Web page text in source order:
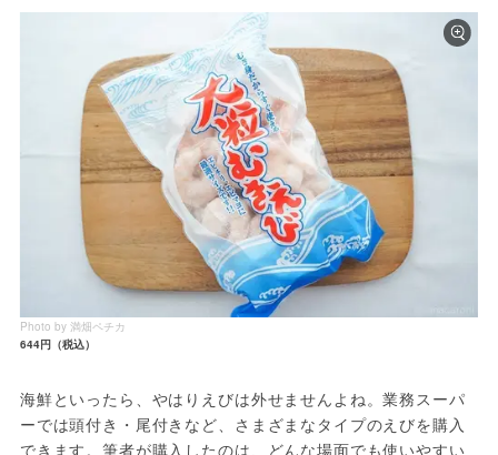
Photo by 満畑ペチカ
644円（税込）
海鮮といったら、やはりえびは外せませんよね。業務スーパ
ーでは頭付き・尾付きなど、さまざまなタイプのえびを購入
できます。筆者が購入したのは、どんな場面でも使いやすい